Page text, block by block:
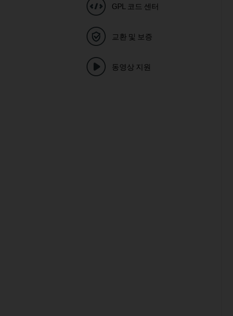
GPL 코드 센터
교환 및 보증
동영상 지원